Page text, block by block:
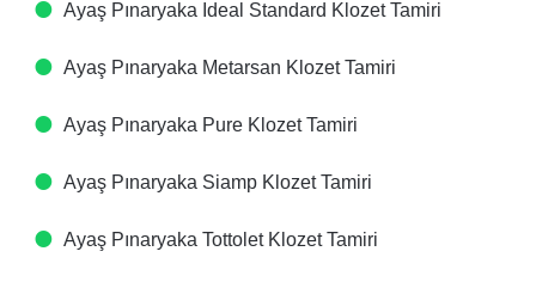
Ayaş Pınaryaka Ideal Standard Klozet Tamiri
Ayaş Pınaryaka Metarsan Klozet Tamiri
Ayaş Pınaryaka Pure Klozet Tamiri
Ayaş Pınaryaka Siamp Klozet Tamiri
Ayaş Pınaryaka Tottolet Klozet Tamiri